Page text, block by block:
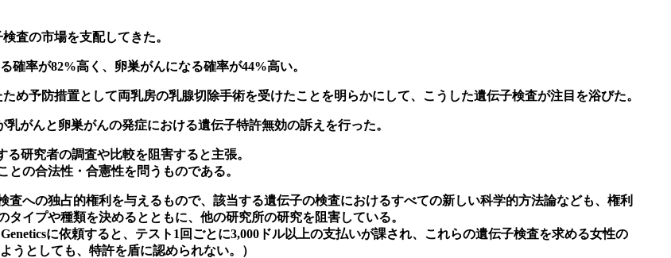
査の市場を支配してきた。
確率が82%高く、卵巣がんになる確率が44%高い。
め予防措置として両乳房の乳腺切除手術を受けたことを明らかにして、こうした遺伝子検査が注目を浴びた。
乳がんと卵巣がんの発症における遺伝子特許無効の訴えを行った。
研究者の調査や比較を阻害すると主張。
の合法性・合憲性を問うものである。
査への独占的権利を与えるもので、該当する遺伝子の検査におけるすべての新しい科学的方法論なども、権利
イプや種類を決めるとともに、他の研究所の研究を阻害している。
に依頼すると、テスト1回ごとに3,000ドル以上の支払いが課され、これらの遺伝子検査を求める女性の
うとしても、特許を盾に認められない。）